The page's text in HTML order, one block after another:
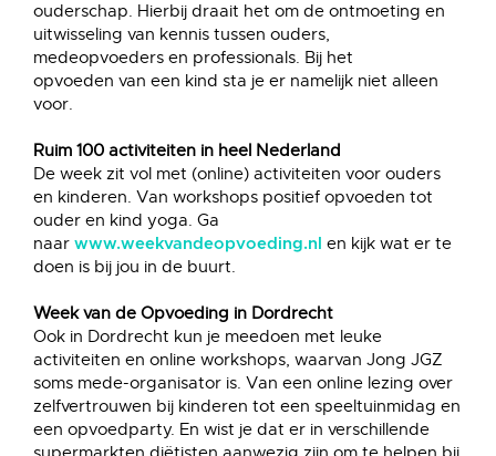
ouderschap. Hierbij draait het om de ontmoeting en
uitwisseling van kennis tussen ouders,
medeopvoeders en professionals. Bij het
opvoeden van een kind sta je er namelijk niet alleen
voor.
Ruim 100 activiteiten in heel Nederland
De week zit vol met (online) activiteiten voor ouders
en kinderen. Van workshops positief opvoeden tot
ouder en kind yoga. Ga
naar www.weekvandeopvoeding.nl en kijk wat er te
doen is bij jou in de buurt.
Week van de Opvoeding in Dordrecht
Ook in Dordrecht kun je meedoen met leuke
activiteiten en online workshops, waarvan Jong JGZ
soms mede-organisator is. Van een online lezing over
zelfvertrouwen bij kinderen tot een speeltuinmidag en
een opvoedparty. En wist je dat er in verschillende